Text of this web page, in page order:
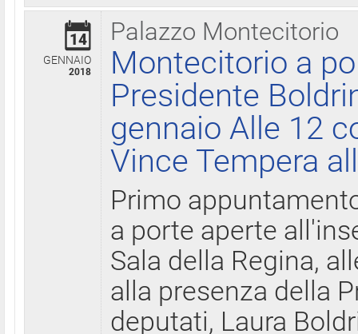
Palazzo Montecitorio
14
GENNAIO
2018
Montecitorio a
Presidente
gennaio Alle 12
Vince Tempera
Primo
a porte aperte
Sala della Regina,
alla presenza della
deputati, Laura